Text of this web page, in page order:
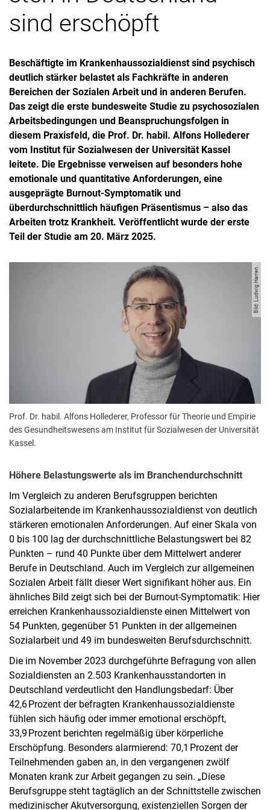
sind erschöpft
Beschäftigte im Krankenhaussozialdienst sind psychisch
deutlich stärker belastet als Fachkräfte in anderen
Bereichen der Sozialen Arbeit und in anderen Berufen.
Das zeigt die erste bundesweite Studie zu psychosozialen
Arbeitsbedingungen und Beanspruchungsfolgen in
diesem Praxisfeld, die Prof. Dr. habil. Alfons Hollederer
vom Institut für Sozialwesen der Universität Kassel
leitete. Die Ergebnisse verweisen auf besonders hohe
emotionale und quantitative Anforderungen, eine
ausgeprägte Burnout-Symptomatik und
überdurchschnittlich häufigen Präsentismus – also das
Arbeiten trotz Krankheit. Veröffentlicht wurde der erste
Teil der Studie am 20. März 2025.
Bild: Ludwig Harren.
Prof. Dr. habil. Alfons Hollederer, Professor für Theorie und Empirie
des Gesundheitswesens am Institut für Sozialwesen der Universität
Kassel.
Höhere Belastungswerte als im Branchendurchschnitt
Im Vergleich zu anderen Berufsgruppen berichten
Sozialarbeitende im Krankenhaussozialdienst von deutlich
stärkeren emotionalen Anforderungen. Auf einer Skala von
0 bis 100 lag der durchschnittliche Belastungswert bei 82
Punkten – rund 40 Punkte über dem Mittelwert anderer
Berufe in Deutschland. Auch im Vergleich zur allgemeinen
Sozialen Arbeit fällt dieser Wert signifikant höher aus. Ein
ähnliches Bild zeigt sich bei der Burnout-Symptomatik: Hier
erreichen Krankenhaussozialdienste einen Mittelwert von
54 Punkten, gegenüber 51 Punkten in der allgemeinen
Sozialarbeit und 49 im bundesweiten Berufsdurchschnitt.
Die im November 2023 durchgeführte Befragung von allen
Sozialdiensten an 2.503 Krankenhausstandorten in
Deutschland verdeutlicht den Handlungsbedarf: Über
42,6 Prozent der befragten Krankenhaussozialdienste
fühlen sich häufig oder immer emotional erschöpft,
33,9 Prozent berichten regelmäßig über körperliche
Erschöpfung. Besonders alarmierend: 70,1 Prozent der
Teilnehmenden gaben an, in den vergangenen zwölf
Monaten krank zur Arbeit gegangen zu sein. „Diese
Berufsgruppe steht tagtäglich an der Schnittstelle zwischen
medizinischer Akutversorgung, existenziellen Sorgen der